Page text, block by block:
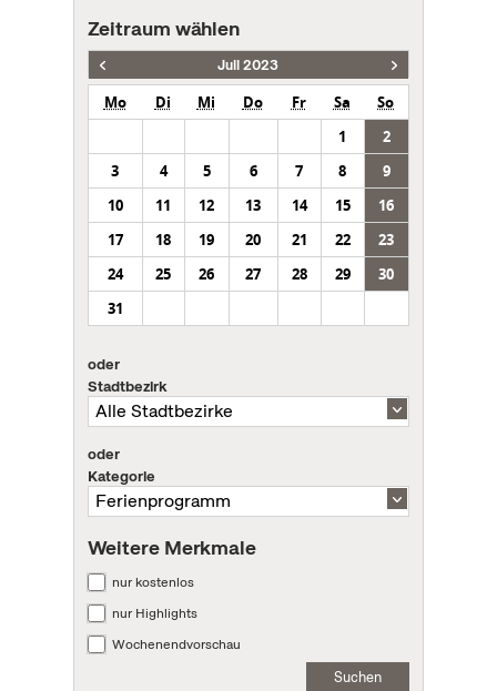
Zeitraum wählen
Juli 2023
Mo Di Mi Do Fr Sa
So
1
2
3
4 5 6 7 8
9
10
11 12 13 14 15
16
17
18 19 20 21 22
23
24
25 26 27 28 29
30
31
oder
Stadtbezirk
oder
Kategorie
Weitere Merkmale
nur kostenlos
nur Highlights
Wochenendvorschau
Suchen